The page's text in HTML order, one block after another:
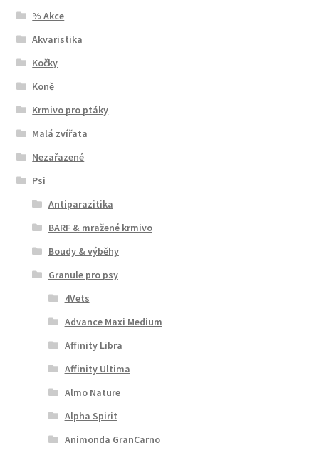
% Akce
Akvaristika
Kočky
Koně
Krmivo pro ptáky
Malá zvířata
Nezařazené
Psi
Antiparazitika
BARF & mražené krmivo
Boudy & výběhy
Granule pro psy
4Vets
Advance Maxi Medium
Affinity Libra
Affinity Ultima
Almo Nature
Alpha Spirit
Animonda GranCarno